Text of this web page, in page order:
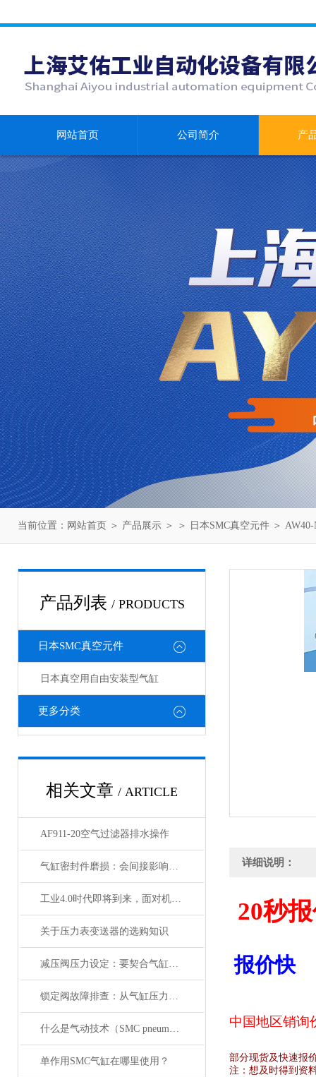
网站首页 公司简介 产
当前位置： 网站首页 ＞ 产品展示 ＞ ＞ 日本SMC真空元件 ＞
产品列表 / PRODUCTS
日本SMC真空元件
日本真空用自由安装型气缸
更多分类
相关文章 / ARTICLE
AF911-20空气过滤器排水操作
气缸密封件磨损：会间接影响电磁阀与锁定阀的性能吗
工业4.0时代即将到来，面对机遇与挑战，日本SMC该如何应对？
关于压力表变送器的选购知识
减压阀压力设定：要契合气缸负载与电磁阀的工作范围
锁定阀故障排查：从气缸压力变化与电磁阀信号入手
什么是气动技术（SMC pneumatics）
单作用SMC气缸在哪里使用？
详细说明：
20秒
报价快
中国地区销询
部分现货及快速报
注：想及时得到资